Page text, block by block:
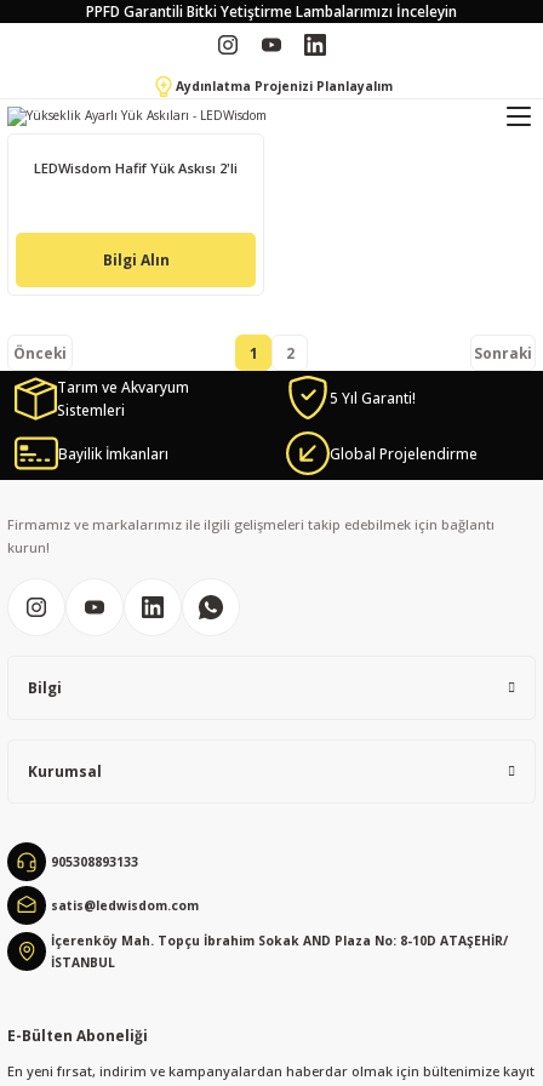
PPFD Garantili Bitki Yetiştirme Lambalarımızı İnceleyin
Aydınlatma Projenizi Planlayalım
LEDWisdom Hafif Yük Askısı 2'li
Bilgi Alın
1
2
Tarım ve Akvaryum
Sistemleri
5 Yıl Garanti!
Bayilik İmkanları Global Projelendirme
Firmamız ve markalarımız ile ilgili gelişmeleri takip edebilmek için bağlantı
kurun!
Bilgi
Kurumsal
905308893133
satis@ledwisdom.com
İçerenköy Mah. Topçu İbrahim Sokak AND Plaza No: 8-10D ATAŞEHİR/
İSTANBUL
E-Bülten Aboneliği
En yeni fırsat, indirim ve kampanyalardan haberdar olmak için bültenimize kayıt